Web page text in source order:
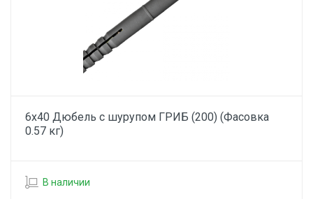
6х40 Дюбель с шурупом ГРИБ (200) (Фасовка
0.57 кг)
В наличии